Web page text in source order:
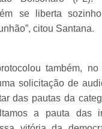
se liberta
citou Santana.
também,
solicitação de
das pautas da
a pauta das